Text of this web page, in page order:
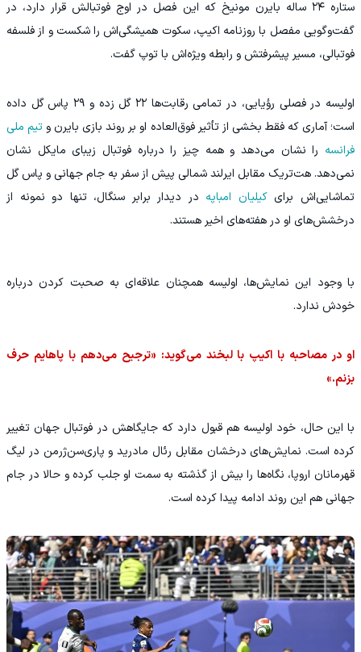
ستاره ۲۴ ساله بایرن مونیخ که این فصل در اوج فوتبالش قرار دارد، در
گفت‌وگویی مفصل با روزنامه اکیپ، سکوت همیشگی‌اش را شکست و از فلسفه
فوتبالی، مسیر پیشرفتش و رابطه ویژه‌اش با توپ گفت.
اولیسه در فصلی رؤیایی، در تمامی رقابت‌ها ۲۲ گل زده و ۲۹ پاس گل داده
است؛ آماری که فقط بخشی از تأثیر فوق‌العاده او بر روند بازی بایرن وتیم ملی
فرانسه را نشان می‌دهد و همه چیز را درباره فوتبال زیبای مایکل نشان
نمی‌دهد. هت‌تریک مقابل ایرلند شمالی پیش از سفر به جام جهانی و پاس گل
تماشایی‌اش برایکیلیان امباپه در دیدار برابر سنگال، تنها دو نمونه از
درخشش‌های او در هفته‌های اخیر هستند.
با وجود این نمایش‌ها، اولیسه همچنان علاقه‌ای به صحبت کردن درباره
خودش ندارد.
او در مصاحبه با اکیپ با لبخند می‌گوید: «ترجیح می‌دهم با پاهایم حرف
بزنم.»
با این حال، خود اولیسه هم قبول دارد که جایگاهش در فوتبال جهان تغییر
کرده است. نمایش‌های درخشان مقابل رئال مادرید و پاری‌سن‌ژرمن در لیگ
قهرمانان اروپا، نگاه‌ها را بیش از گذشته به سمت او جلب کرده و حالا در جام
جهانی هم این روند ادامه پیدا کرده است.